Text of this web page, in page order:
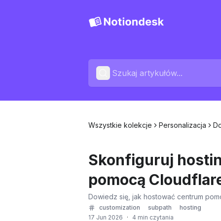
Wszystkie kolekcje Personalizacja
Skonfiguruj
pomocą
Dowiedz się, jak hostować centrum
customization subpath
hosting
17 Jun 2026
· 4 min czytania